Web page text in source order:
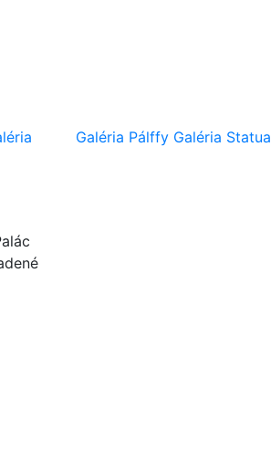
Galéria Pálffy Galéria Statua